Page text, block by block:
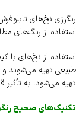
رنگرزی نخ‌های
استفاده از رنگ‌های
استفاده از نخ‌های با
طبیعی تهیه می‌شوند و
تهیه می‌شود، به تأثیر
تکنیک‌های صحیح